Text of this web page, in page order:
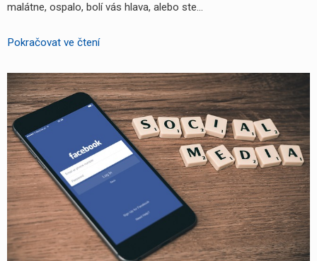
malátne, ospalo, bolí vás hlava, alebo ste…
Pokračovat ve čteníViete
jesť
počas
vašich
dní?